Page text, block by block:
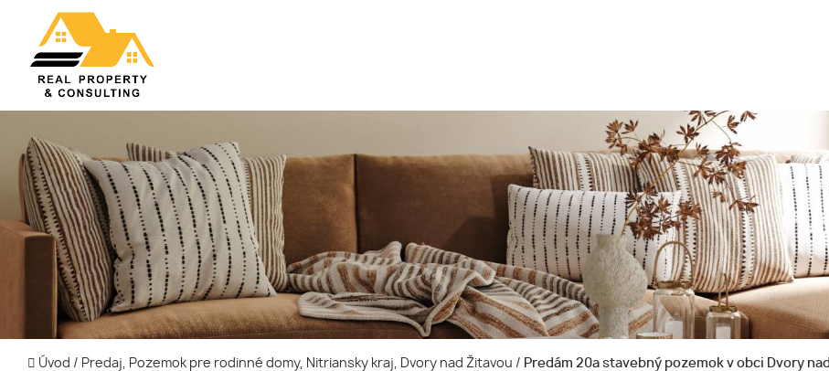
Úvod / Predaj, Pozemok pre rodinné domy, Nitriansky kraj, Dvory nad Žitavou / Predám 20a stavebný pozemok v obci Dvory